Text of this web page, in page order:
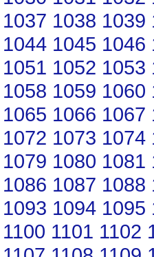
1037 1038 1039
1044 1045 1046
1051 1052 1053
1058 1059 1060
1065 1066 1067
1072 1073 1074
1079 1080 1081
1086 1087 1088
1093 1094 1095
1100 1101 1102